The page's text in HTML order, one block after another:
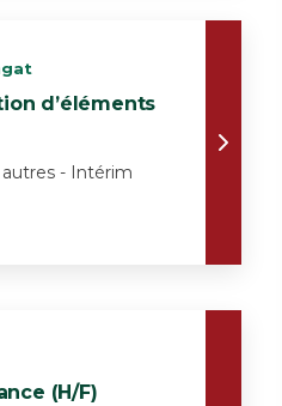
d’éléments
- Intérim
(H/F)